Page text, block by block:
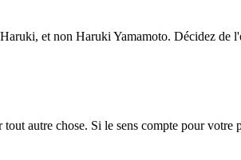
et non Haruki Yamamoto. Décidez de
autre chose. Si le sens compte pour